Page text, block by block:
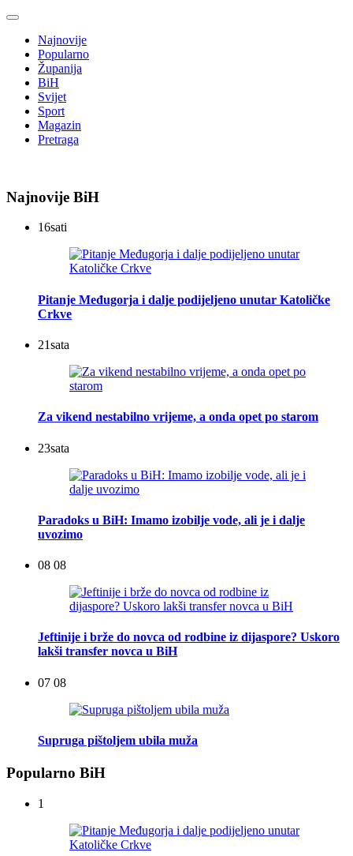
Najnovije
Popularno
Županija
BiH
Svijet
Sport
Magazin
Pretraga
Najnovije BiH
16sati
Pitanje Međugorja i dalje podijeljeno unutar Katoličke
Crkve
21sata
Za vikend nestabilno vrijeme, a onda opet po starom
23sata
Paradoks u BiH: Imamo izobilje vode, ali je i dalje
uvozimo
08 08
Jeftinije i brže do novca od rodbine iz dijaspore? Uskoro
lakši transfer novca u BiH
07 08
Supruga pištoljem ubila muža
Popularno BiH
1